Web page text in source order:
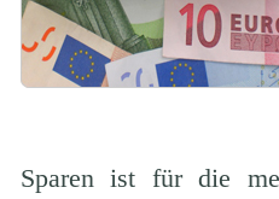
Sparen ist für die